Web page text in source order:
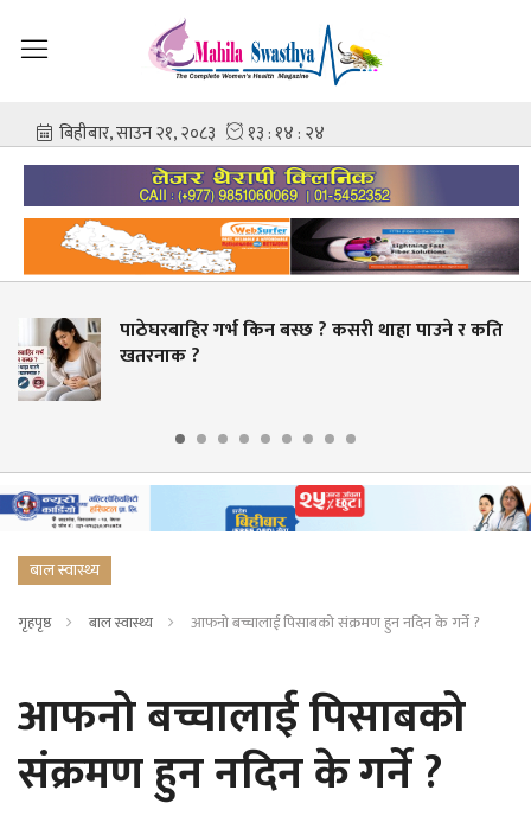
पाठेघरबाहिर गर्भ किन बस्छ ? कसरी थाहा पाउने र कति
खतरनाक ?
बाल स्वास्थ्य
गृहपृष्ठ बाल स्वास्थ्य आफनो बच्चालाई पिसाबको संक्रमण हुन नदिन के गर्ने ?
आफनो बच्चालाई पिसाबको
संक्रमण हुन नदिन के गर्ने ?